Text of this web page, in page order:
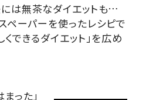
は無茶なダイエットも…
ペーパーを使ったレシピで
くできるダイエット」を広め
った」